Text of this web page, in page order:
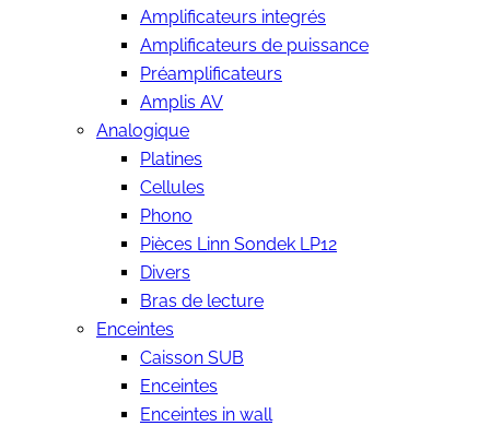
Amplificateurs integrés
Amplificateurs de puissance
Préamplificateurs
Amplis AV
Analogique
Platines
Cellules
Phono
Pièces Linn Sondek LP12
Divers
Bras de lecture
Enceintes
Caisson SUB
Enceintes
Enceintes in wall